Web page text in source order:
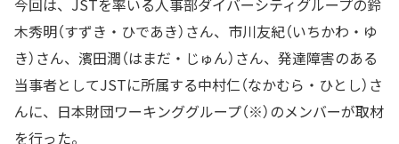
今回は、JSTを率いる人事部ダイバーシティグループの鈴
木秀明（すずき・ひであき）さん、市川友紀（いちかわ・ゆ
き）さん、濱田潤（はまだ・じゅん）さん、発達障害のある
当事者としてJSTに所属する中村仁（なかむら・ひとし）さ
んに、日本財団ワーキンググループ（※）のメンバーが取材
を行った。